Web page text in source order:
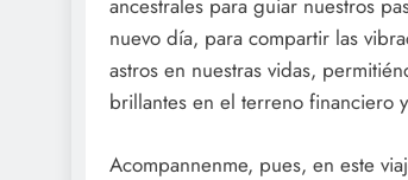
ancestrales para guiar nuestros
nuevo día, para compartir las
astros en nuestras vidas,
brillantes en el terreno financiero
Acompannenme, pues, en este